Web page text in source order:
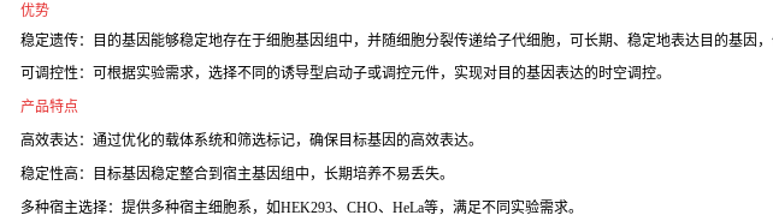
优势
稳定遗传：目的基因能够稳定地存在于细胞基因组中，并随细胞分裂传递给子代细胞，可长期、稳定地表达目的基因，
可调控性：可根据实验需求，选择不同的诱导型启动子或调控元件，实现对目的基因表达的时空调控。
产品特点
高效表达：通过优化的载体系统和筛选标记，确保目标基因的高效表达。
稳定性高：目标基因稳定整合到宿主基因组中，长期培养不易丢失。
多种宿主选择：提供多种宿主细胞系，如HEK293、CHO、HeLa等，满足不同实验需求。